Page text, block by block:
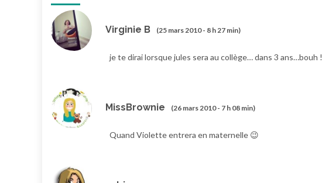
Virginie B (25 mars 2010 - 8 h 27 min)
je te dirai lorsque jules sera au collège… dans 3 ans…bouh !
MissBrownie (26 mars 2010 - 7 h 08 min)
Quand Violette entrera en maternelle 😉